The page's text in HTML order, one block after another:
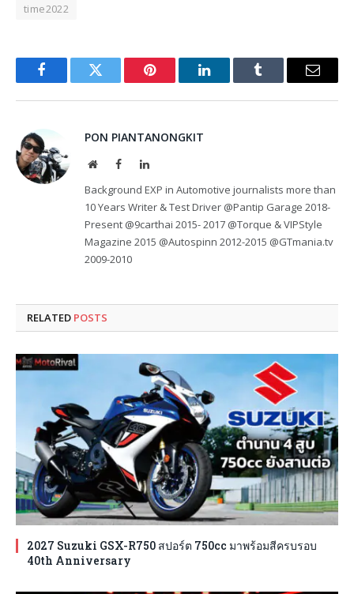
time2022
FacebookTwitter Pinterest LinkedInTumblr Email
PON PIANTANONGKIT
WebsiteFacebookLinkedIn
Background EXP in Automotive journalists more than
10 Years Writer & Test Driver @Pantip Garage 2018-
Present @9carthai 2015- 2017 @Torque & VIPStyle
Magazine 2015 @Autospinn 2012-2015 @GTmania.tv
2009-2010
RELATED POSTS
2027 Suzuki GSX-R750 สปอร์ต 750cc มาพร้อมสีครบรอบ
40th Anniversary